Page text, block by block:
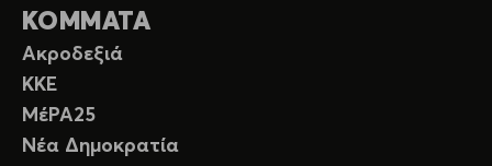
ΚΟΜΜΑΤΑ
Ακροδεξιά
ΚΚΕ
ΜέΡΑ25
Νέα Δημοκρατία